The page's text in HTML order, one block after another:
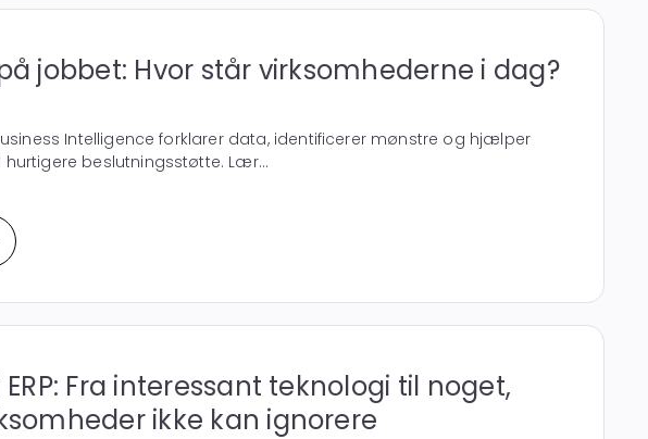
jobbet: Hvor står virksomhederne i dag?
Intelligence forklarer data, identificerer mønstre og hjælper
hurtigere beslutningsstøtte. Lær...
ERP: Fra interessant teknologi til noget,
ikke kan ignorere